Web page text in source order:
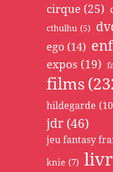
cirque (25)
cthulhu (5)
ego (14)
expos (19)
films
hildegarde
jdr (46)
jeu fantasy
knie (7)